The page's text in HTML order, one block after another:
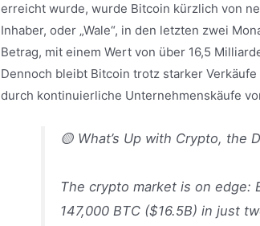
erreicht wurde, wurde Bitcoin kürzlich von
Inhaber, oder „Wale“, in den letzten zwei
Betrag, mit einem Wert von über 16,5
Dennoch bleibt Bitcoin trotz starker
durch kontinuierliche Unternehmenskäufe
🟡 What’s Up with Crypto, the
The crypto market is on edge:
147,000 BTC ($16.5B) in just